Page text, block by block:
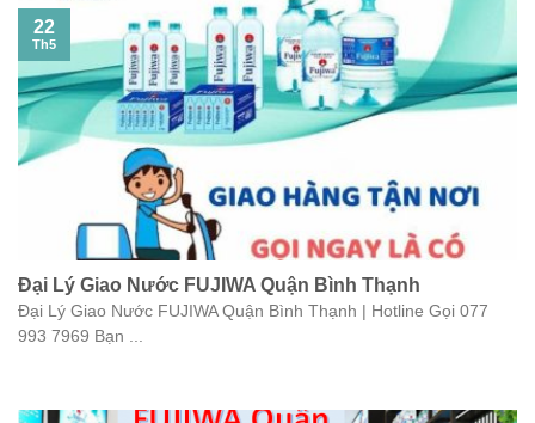
Đại Lý Giao Nước FUJIWA Quận Bình Thạnh
Đại Lý Giao Nước FUJIWA Quận Bình Thạnh | Hotline Gọi 077
993 7969 Bạn ...
22
Th5